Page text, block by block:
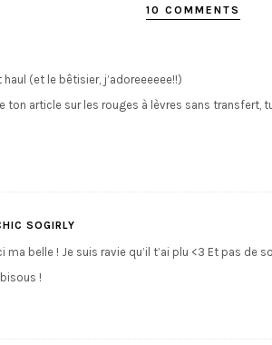
10 COMMENTS
(et le bêtisier, j’adoreeeeee!!)
ton article sur les rouges à lèvres sans transfert,
SOGIRLY
ma belle ! Je suis ravie qu’il t’ai plu <3 Et pas de
!